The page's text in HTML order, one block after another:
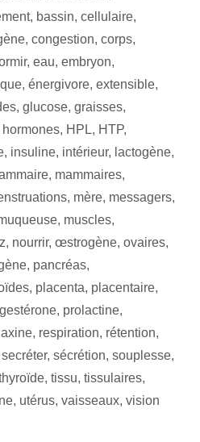
, bassin, cellulaire,
, congestion, corps,
, eau, embryon,
, énergivore, extensible,
, glucose, graisses,
hormones, HPL, HTP,
, insuline, intérieur, lactogène,
, mammaires,
, mère, messagers,
, muscles,
, nourrir, œstrogène, ovaires,
, pancréas,
, placenta, placentaire,
, prolactine,
, respiration, rétention,
secréter, sécrétion, souplesse,
, tissu, tissulaires,
, utérus, vaisseaux, vision